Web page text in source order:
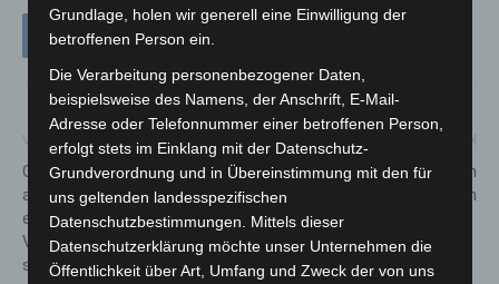
Vorheriger Artikel
Großangelegte Einsatzübung
am Gymnasium Langenhagen
erfolgreich durchgeführt:
Verpuffung im Chemiesaal
simuliert
2025: Oktober-Termine in den
Herrenhäuser Gärten
Grundlage, holen wir generell eine Einwilligung der
betroffenen Person ein.
Die Verarbeitung personenbezogener Daten,
beispielsweise des Namens, der Anschrift, E-Mail-
Adresse oder Telefonnummer einer betroffenen Person,
erfolgt stets im Einklang mit der Datenschutz-
Grundverordnung und in Übereinstimmung mit den für
uns geltenden landesspezifischen
Datenschutzbestimmungen. Mittels dieser
Datenschutzerklärung möchte unser Unternehmen die
Öffentlichkeit über Art, Umfang und Zweck der von uns